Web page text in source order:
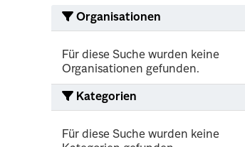
Organisationen
Für diese Suche wurden keine
Organisationen gefunden.
Kategorien
Für diese Suche wurden keine